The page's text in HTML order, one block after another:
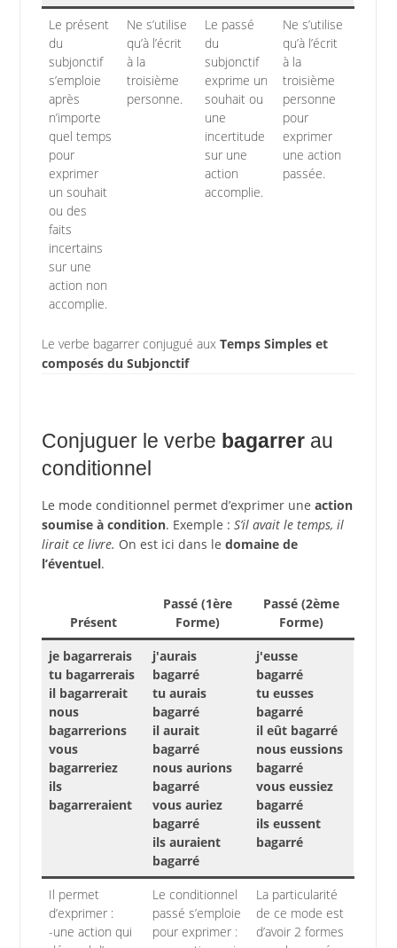
Le présent
du
subjonctif
s’emploie
après
n’importe
quel temps
pour
exprimer
un souhait
ou des
faits
incertains
sur une
action non
accomplie.
Ne s’utilise
qu’à l’écrit
à la
troisième
personne.
Le passé
du
subjonctif
exprime un
souhait ou
une
incertitude
sur une
action
accomplie.
Ne s’utilise
qu’à l’écrit
à la
troisième
personne
pour
exprimer
une action
passée.
Le verbe bagarrer conjugué aux Temps Simples et
composés du Subjonctif
Conjuguer le verbe bagarrerau
conditionnel
Le mode conditionnel permet d’exprimer une action
soumise à condition. Exemple : S’il avait le temps, il
lirait ce livre. On est ici dans le domaine de
l’éventuel.
Présent
Passé (1ère
Forme)
Passé (2ème
Forme)
je bagarrerais
tu bagarrerais
il bagarrerait
nous
bagarrerions
vous
bagarreriez
ils
bagarreraient
j'aurais
bagarré
tu aurais
bagarré
il aurait
bagarré
nous aurions
bagarré
vous auriez
bagarré
ils auraient
bagarré
j'eusse
bagarré
tu eusses
bagarré
il eût bagarré
nous eussions
bagarré
vous eussiez
bagarré
ils eussent
bagarré
Il permet
d’exprimer :
-une action qui
Le conditionnel
passé s’emploie
pour exprimer :
La particularité
de ce mode est
d’avoir 2 formes